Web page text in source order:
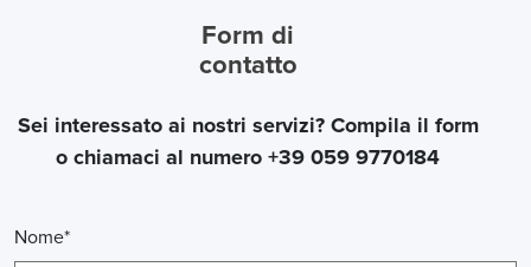
Form di
contatto
Sei interessato ai nostri servizi? Compila il form
o chiamaci al numero +39 059 9770184
Nome*